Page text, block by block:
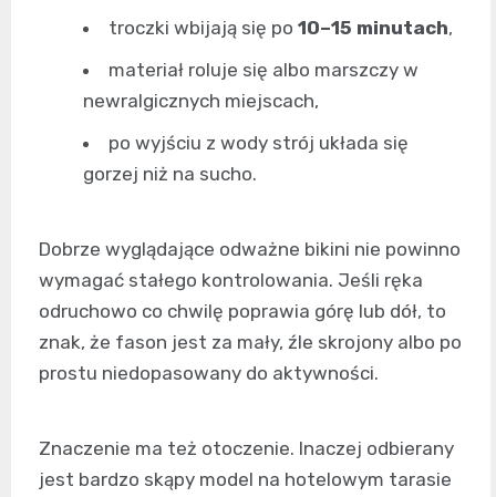
troczki wbijają się po 10–15 minutach,
materiał roluje się albo marszczy w
newralgicznych miejscach,
po wyjściu z wody strój układa się
gorzej niż na sucho.
Dobrze wyglądające odważne bikini nie powinno
wymagać stałego kontrolowania. Jeśli ręka
odruchowo co chwilę poprawia górę lub dół, to
znak, że fason jest za mały, źle skrojony albo po
prostu niedopasowany do aktywności.
Znaczenie ma też otoczenie. Inaczej odbierany
jest bardzo skąpy model na hotelowym tarasie